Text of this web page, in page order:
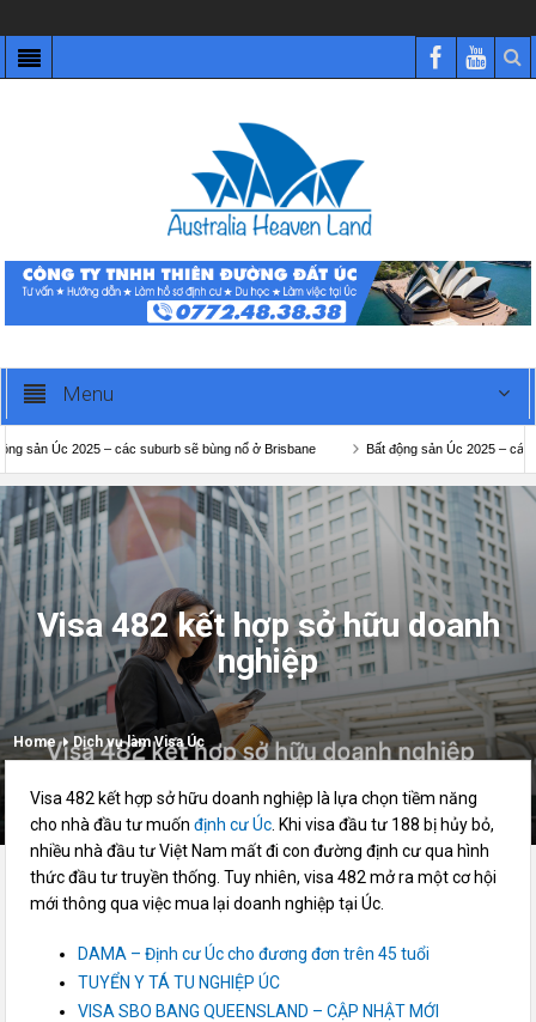
Menu
Úc 2025 – các suburb sẽ bùng nổ ở Brisbane Bất động sản Úc 2025 – các suburb
Visa 482 kết hợp sở hữu doanh
nghiệp
Home Dịch vụ làm Visa Úc
Visa 482 kết hợp sở hữu doanh nghiệp là lựa chọn tiềm năng
cho nhà đầu tư muốnđịnh cư Úc . Khi visa đầu tư 188 bị hủy bỏ,
nhiều nhà đầu tư Việt Nam mất đi con đường định cư qua hình
thức đầu tư truyền thống. Tuy nhiên, visa 482 mở ra một cơ hội
mới thông qua việc mua lại doanh nghiệp tại Úc.
DAMA – Định cư Úc cho đương đơn trên 45 tuổi
TUYỂN Y TÁ TU NGHIỆP ÚC
VISA SBO BANG QUEENSLAND – CẬP NHẬT MỚI